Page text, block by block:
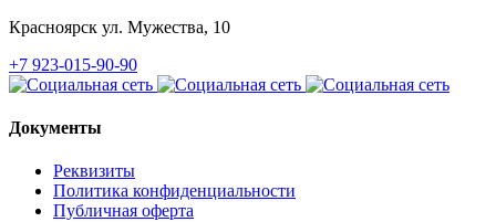
Красноярск ул. Мужества, 10
+7 923-015-90-90
Документы
Реквизиты
Политика конфиденциальности
Публичная оферта